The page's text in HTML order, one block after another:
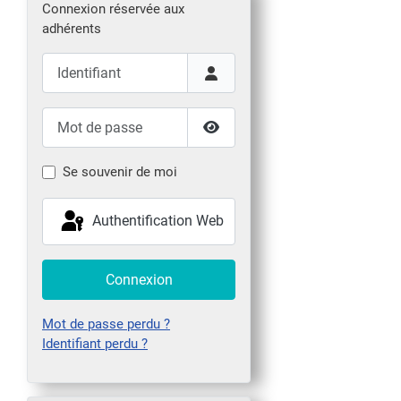
Connexion réservée aux
adhérents
Afficher le mot de passe
Se souvenir de moi
Authentification Web
Connexion
Mot de passe perdu ?
Identifiant perdu ?